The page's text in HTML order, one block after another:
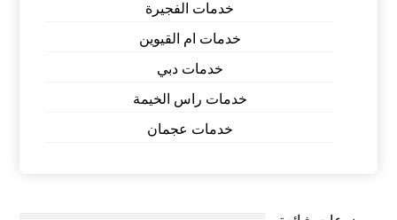
خدمات الفجيرة
خدمات ام القيوين
خدمات دبي
خدمات راس الخيمة
خدمات عجمان